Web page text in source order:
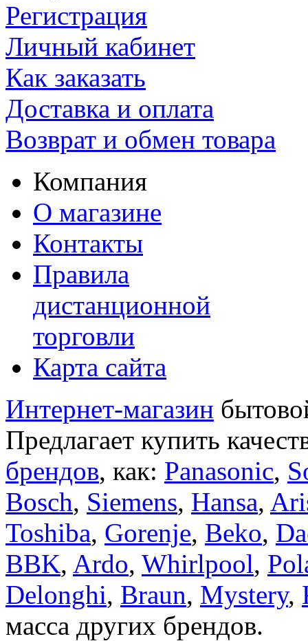
Регистрация
Личный кабинет
Как заказать
Доставка и оплата
Возврат и обмен товара
Компания
О магазине
Контакты
Правила
дистанционной
торговли
Карта сайта
Интернет-магазин
Предлагает купить
брендов, как: Panasonic,
Bosch, Siemens, Hansa,
Toshiba, Gorenje, Beko,
BBK, Ardo, Whirlpool,
Delonghi, Braun, Mystery,
масса других брендов.